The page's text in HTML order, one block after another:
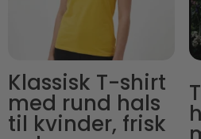
Klassisk T-shirt
med rund hals
til kvinder, frisk